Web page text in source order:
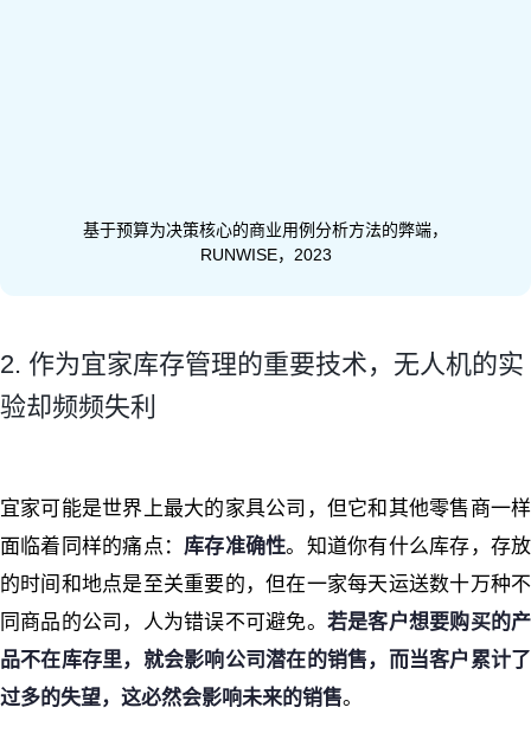
基于预算为决策核心的商业用例分析方法的弊端，
RUNWISE，2023
2. 作为宜家库存管理的重要技术，无人机的实
验却频频失利
宜家可能是世界上最大的家具公司，但它和其他零售商一样
面临着同样的痛点： 库存准确性。知道你有什么库存，存放
的时间和地点是至关重要的，但在一家每天运送数十万种不
同商品的公司，人为错误不可避免。 若是客户想要购买的产
品不在库存里，就会影响公司潜在的销售，而当客户累计了
过多的失望，这必然会影响未来的销售。